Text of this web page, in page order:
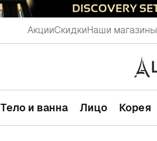
АкцииСкидкиНаши магазины
Тело и ванна Лицо Корея